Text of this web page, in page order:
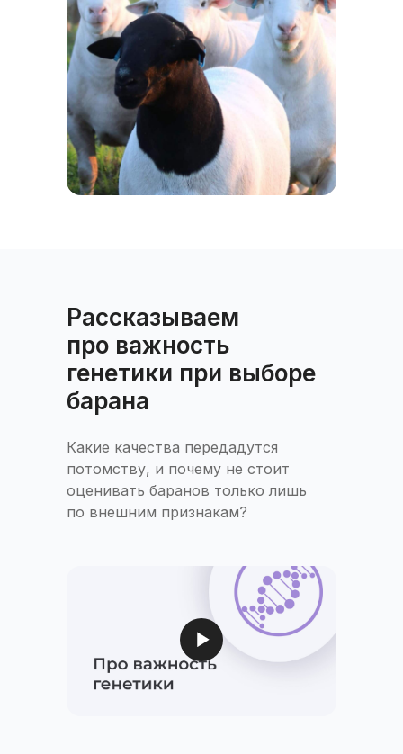
Рассказываем
про важность
генетики при выборе
барана
Какие качества передадутся
потомству, и почему не стоит
оценивать баранов только лишь
по внешним признакам?